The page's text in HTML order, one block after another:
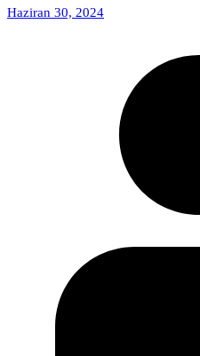
Haziran 30, 2024